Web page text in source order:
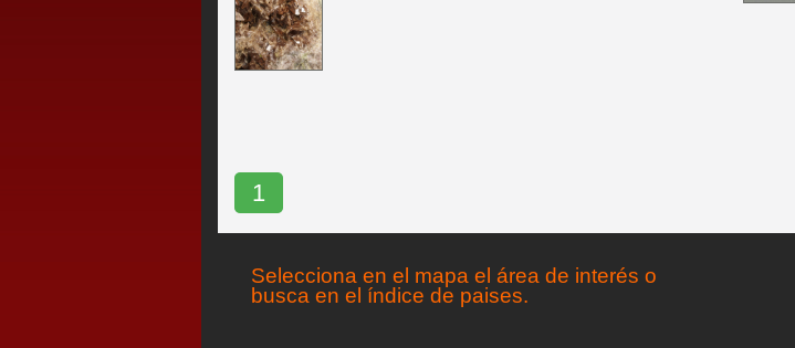
1
Selecciona en el mapa el área de interés o
busca en el índice de paises.